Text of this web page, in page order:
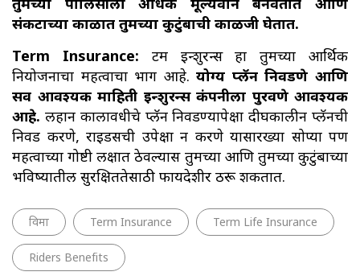
तुमच्या पॉलिसीला अधिक मूल्यवान बनवतात आणि
संकटाच्या काळात तुमच्या कुटुंबाची काळजी घेतात.
Term Insurance: टर्म इन्शुरन्स हा तुमच्या आर्थिक
नियोजनाचा महत्वाचा भाग आहे.योग्य प्लॅन निवडणे आणि
सर्व आवश्यक माहिती इन्शुरन्स कंपनीला पुरवणे आवश्यक
आहे. लहान कालावधीचे प्लॅन निवडण्यापेक्षा दीर्घकालीन प्लॅनची
निवड करणे, राईडर्सची उपेक्षा न करणे यासारख्या सोप्या पण
महत्वाच्या गोष्टी लक्षात ठेवल्यास तुमच्या आणि तुमच्या कुटुंबाच्या
भविष्यातील सुरक्षिततेसाठी फायदेशीर ठरू शकतात.
विमा Term Insurance Term Life Insurance
Riders Benefits